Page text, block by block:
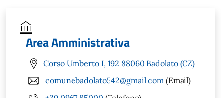
Area Amministrativa
Corso Umberto I, 192 88060 Badolato (CZ)
comunebadolato542@gmail.com (Email)